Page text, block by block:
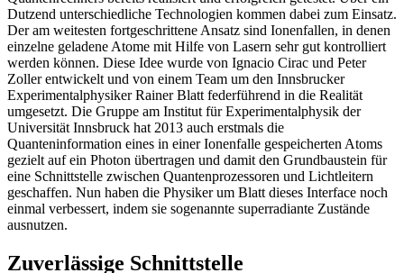
Dutzend unterschiedliche Technologien kommen dabei zum Einsatz.
Der am weitesten fortgeschrittene Ansatz sind Ionenfallen, in denen
einzelne geladene Atome mit Hilfe von Lasern sehr gut kontrolliert
werden können. Diese Idee wurde von Ignacio Cirac und Peter
Zoller entwickelt und von einem Team um den Innsbrucker
Experimentalphysiker Rainer Blatt federführend in die Realität
umgesetzt. Die Gruppe am Institut für Experimentalphysik der
Universität Innsbruck hat 2013 auch erstmals die
Quanteninformation eines in einer Ionenfalle gespeicherten Atoms
gezielt auf ein Photon übertragen und damit den Grundbaustein für
eine Schnittstelle zwischen Quantenprozessoren und Lichtleitern
geschaffen. Nun haben die Physiker um Blatt dieses Interface noch
einmal verbessert, indem sie sogenannte superradiante Zustände
ausnutzen.
Zuverlässige Schnittstelle